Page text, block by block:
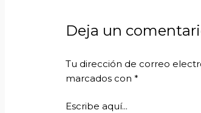
Deja un
Tu dirección de correo
marcados con*
Escribe aquí...